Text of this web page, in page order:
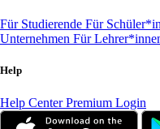
Für Studierende Für
Unternehmen Für
Help
Help CenterPremium Login